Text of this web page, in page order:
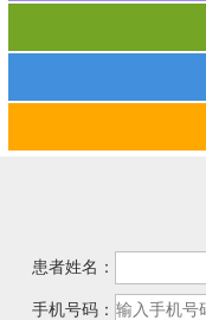
患者姓名：
手机号码：